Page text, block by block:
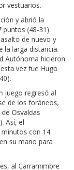
vestuarios.
y abrió la
(48-31).
de nuevo y
la larga distancia.
Autónoma hicieron
vez fue Hugo
juego regresó al
de los foráneos,
Osvaldas
Así, el
minutos con 14
su mano para
al Carramimbre